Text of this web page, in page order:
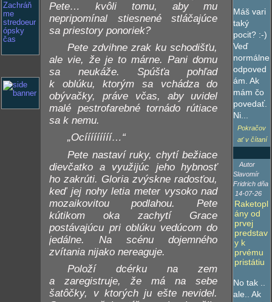
Zachráň
me
stredoeur
ópsky
čas
Pete… kvôli tomu, aby mu
nepripomínal stiesnené stláčajúce
sa priestory ponoriek?
Pete zdvihne zrak ku schodišťu,
ale vie, že je to márne. Pani domu
sa neukáže. Spúšťa pohľad
k oblúku, ktorým sa vchádza do
obývačky, práve včas, aby uvidel
malé pestrofarebné tornádo rútiace
sa k nemu.
„Ocííííííííí…“
Pete nastaví ruky, chytí bežiace
dievčatko a využijúc jeho hybnosť
ho zakrúti. Gloria zvýskne radosťou,
keď jej nohy letia meter vysoko nad
mozaikovitou podlahou. Pete
kútikom oka zachytí Grace
postávajúcu pri oblúku vedúcom do
jedálne. Na scénu dojemného
zvítania nijako nereaguje.
Položí dcérku na zem
a zaregistruje, že má na sebe
šatôčky, v ktorých ju ešte nevidel.
Máš vari
taký
pocit? :-)
Veď
normálne
odpoved
ám. Ak
mám čo
povedať.
Ni...
Pokračov
ať v čítaní
Autor
Slavomír
Fridrich dňa
14-07-26
Raketopl
ány od
prvej
predstav
y k
prvému
pristátiu
No tak ..
ale.. Ak